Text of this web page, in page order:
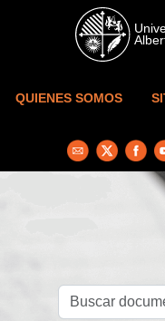
Skip to main content
QUIENES SOMOS